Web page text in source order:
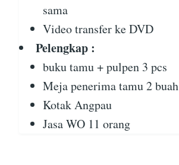
sama
Video transfer ke DVD
Pelengkap :
buku tamu + pulpen 3 pcs
Meja penerima tamu 2 buah
Kotak Angpau
Jasa WO 11 orang